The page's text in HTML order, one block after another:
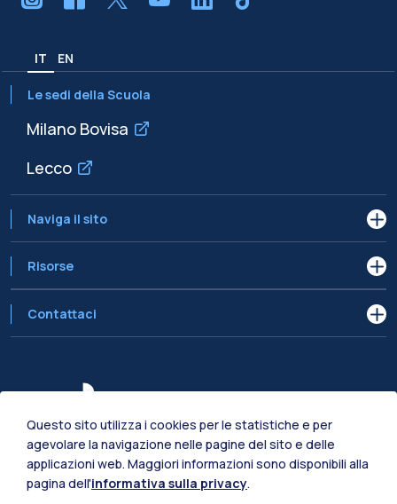
IT EN
Le sedi della Scuola
Milano Bovisa
Lecco
Naviga il sito
Risorse
Contattaci
Questo sito utilizza i cookies per le statistiche e per
agevolare la navigazione nelle pagine del sito e delle
applicazioni web. Maggiori informazioni sono disponibili alla
pagina dell'informativa sulla privacy.